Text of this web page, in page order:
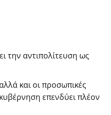
την αντιπολίτευση ως
και οι προσωπικές
επενδύει πλέον